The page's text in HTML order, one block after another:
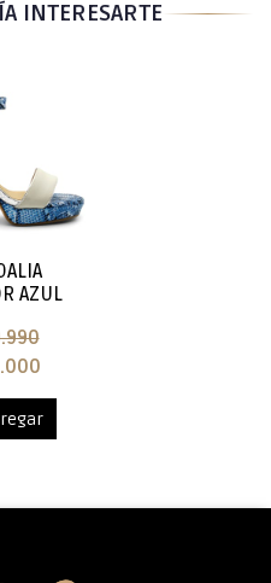
INTERESARTE
AZUL